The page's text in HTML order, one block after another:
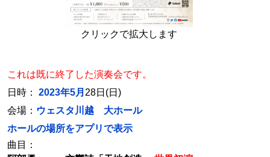
クリックで拡大します
これは既に終了した演奏会です。
日時： 2023年5月 28日(日)
会場： ウェスタ川越 大ホール
ホールの場所をアプリで表示
曲目：